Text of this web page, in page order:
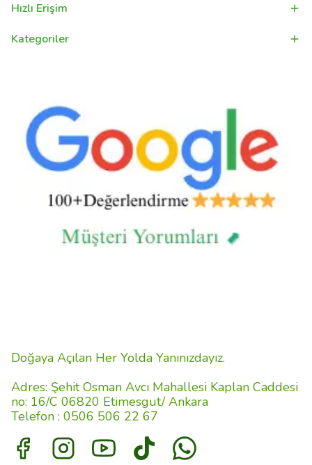
Hızlı Erişim
Kategoriler
Doğaya Açılan Her Yolda Yanınızdayız.
Adres: Şehit Osman Avcı Mahallesi Kaplan Caddesi
no: 16/C 06820 Etimesgut/ Ankara
Telefon : 0506 506 22 67